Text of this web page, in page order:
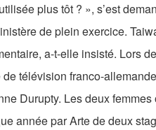
plus tôt ? », s’est
de plein exercice.
a-t-elle insisté. Lors
télévision franco-
Durupty. Les deux femmes
année par Arte de deux